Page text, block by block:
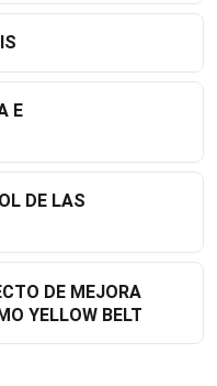
YELLOW BELT